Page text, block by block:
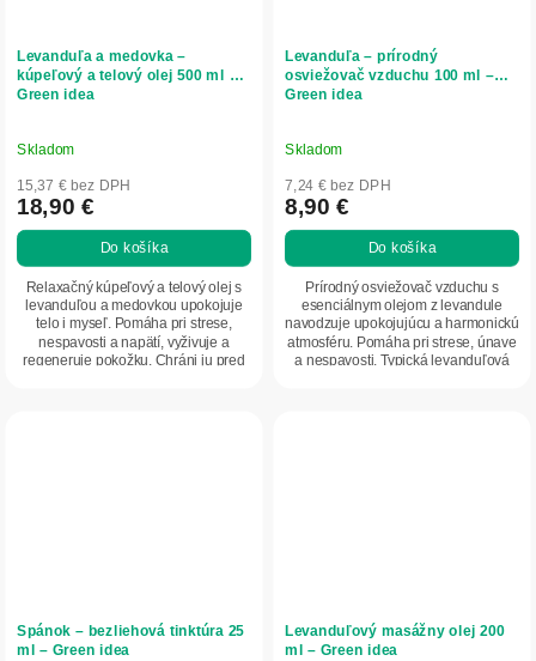
Levanduľa a medovka –
kúpeľový a telový olej 500 ml –
Green idea
Skladom
15,37 € bez DPH
18,90 €
Do košíka
Relaxačný kúpeľový a telový olej s
levanduľou a medovkou upokojuje
telo i myseľ. Pomáha pri strese,
nespavosti a napätí, vyživuje a
regeneruje pokožku. Chráni ju pred
Levanduľa – prírodný
osviežovač vzduchu 100 ml –
Green idea
Skladom
7,24 € bez DPH
8,90 €
Do košíka
Prírodný osviežovač vzduchu s
esenciálnym olejom z levandule
navodzuje upokojujúcu a harmonickú
atmosféru. Pomáha pri strese, únave
a nespavosti. Typická levanduľová
Spánok – bezliehová tinktúra 25
ml – Green idea
Levanduľový masážny olej 200
ml – Green idea